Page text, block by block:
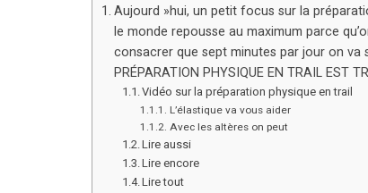
Aujourd »hui, un petit focus sur la
le monde repousse au maximum parce
consacrer que sept minutes par jour on va
PRÉPARATION PHYSIQUE EN TRAIL EST
Vidéo sur la préparation physique en trail
L’élastique va vous aider
Avec les altères on peut
Lire aussi
Lire encore
Lire tout